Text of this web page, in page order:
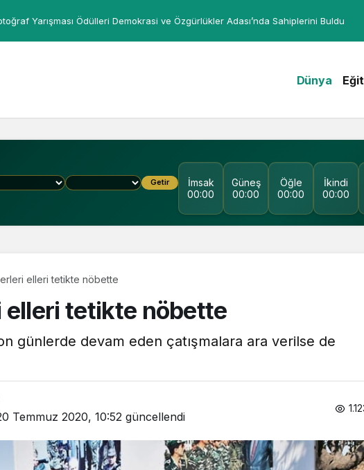
Yarışması Ödülleri Demokrasi ve Özgürlükler Adası’nda Sahiplerini Buldu
Dünya
Getir
İmsak
00:00
Güneş
00:00
Öğle
00:00
İkindi
00:00
elleri tetikte nöbette
tetikte nöbette
günlerde devam eden çatışmalara ara verilse de
Temmuz 2020, 10:52 güncellendi